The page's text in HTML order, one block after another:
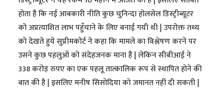
होता है कि नई आबकारी नीति कुछ चुनिन्दा होलसेल डिस्ट्रीब्यूटर
को अप्रत्याशित लाभ पहुँचाने के लिए बनाई गयी थी | उपरोक्त तथ्य
को देखते हुये सुप्रीमकोर्ट ने कहा कि मामले का विश्लेषण करने पर
उसने कुछ पहलुओं को संदेहजनक माना है | लेकिन सीबीआई ने
338 करोड़ रुपए का एक पहलू तात्कालिक रूप से स्थापित होने की
बात की है | इसलिए मनीष सिसोदिया को जमानत नहीं दी सकती |